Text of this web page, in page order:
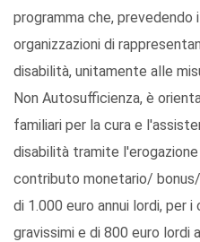
programma che,
organizzazioni di
disabilità, unitamente alle
Non Autosufficienza, è
familiari per la cura e
disabilità tramite
contributo monetario/
di 1.000 euro annui lordi, per
gravissimi e di 800 euro lordi